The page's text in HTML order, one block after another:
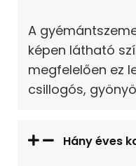
A
képen látható
megfelelően ez
csillogós,
Hány éves